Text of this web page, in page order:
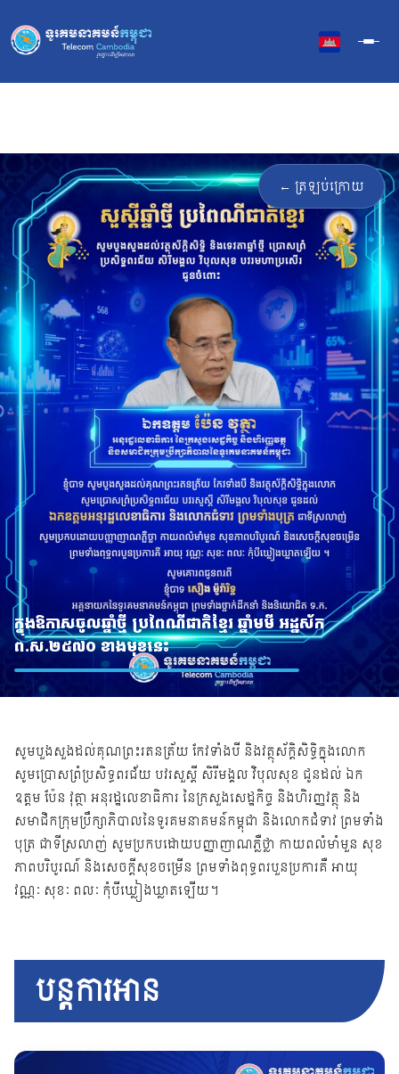
to
← ត្រឡប់ក្រោយ
ក្នុងឱកាសចូលឆ្នាំថ្មី ប្រពៃណីជាតិខ្មែរ ឆ្នាំមមី អដ្ឋស័ក
ព.ស.២៥៧០ ខាងមុខនេះ
សូមបួងសួងដល់គុណព្រះរតនត្រ័យ កែវទាំងបី និងវត្ថុស័ក្តិសិទ្ធិក្នុងលោក
សូមប្រោសព្រំប្រសិទ្ធពរជ័យ បវរសួស្តី សិរីមង្គល វិបុលសុខ ជូនដល់ ឯក
ឧត្តម ប៉ែន វុត្ថា អនុរដ្ឋលេខាធិការ នៃក្រសួងសេដ្ឋកិច្ច និងហិរញ្ញវត្ថុ និង
សមាជិកក្រុមប្រឹក្សាភិបាលនៃទូរគមនាគមន៍កម្ពុជា និងលោកជំទាវ ព្រមទាំង
បុត្រ ជាទីស្រលាញ់ សូមប្រកបដោយបញ្ញាញាណភ្លឺថ្លា កាយពលំមាំមួន សុខ
ភាពបរិបូរណ៍ និងសេចក្តីសុខចម្រើន ព្រមទាំងពុទ្ធពរបួនប្រការគឺ អាយុ
វណ្ណៈ សុខៈ ពលៈ កុំបីឃ្លៀងឃ្លាតឡើយ។
បន្តការអាន